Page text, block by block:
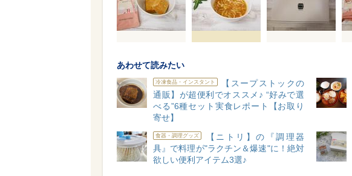
あわせて読みたい
冷凍食品・インスタント
【スープストックの
通販】が超便利でオススメ♪ “好みで選
べる”6種セット実食レポート【お取り
寄せ】
食器・調理グッズ
【ニトリ】の『調理器
具』で料理が"ラクチン＆爆速"に！絶対
欲しい便利アイテム3選♪